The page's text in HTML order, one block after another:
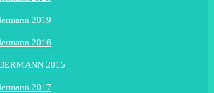
2019
2016
2015
2017